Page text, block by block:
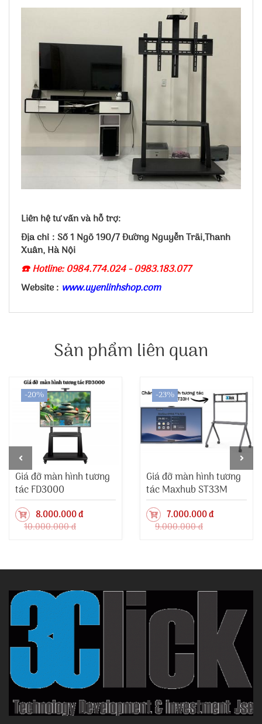
Liên hệ tư vấn và hỗ trợ:
Địa chỉ : Số 1 Ngõ 190/7 Đường Nguyễn Trãi,Thanh
Xuân, Hà Nội
☎️ Hotline: 0984.774.024 - 0983.183.077
Website : www.uyenlinhshop.com
Sản phẩm liên quan
-20%
Giá đỡ màn hình tương
tác FD3000
8.000.000 đ
10.000.000 đ
-23%
Giá đỡ màn hình tương
tác Maxhub ST33M
7.000.000 đ
9.000.000 đ